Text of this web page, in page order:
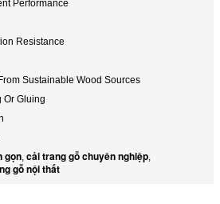
Performance
Resistance
Sustainable Wood Sources
Or Gluing
gọn, cải trang gỗ chuyên nghiệp,
gỗ nội thất